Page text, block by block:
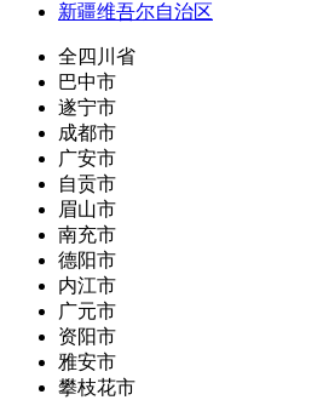
新疆维吾尔自治区
全四川省
巴中市
遂宁市
成都市
广安市
自贡市
眉山市
南充市
德阳市
内江市
广元市
资阳市
雅安市
攀枝花市